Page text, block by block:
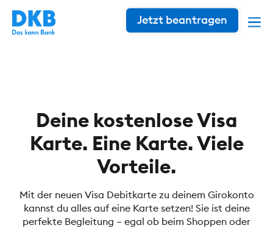
Jetzt beantragen
Deine kostenlose Visa
Karte. Eine Karte. Viele
Vorteile.
Mit der neuen Visa Debitkarte zu deinem Girokonto
kannst du alles auf eine Karte setzen! Sie ist deine
perfekte Begleitung – egal ob beim Shoppen oder